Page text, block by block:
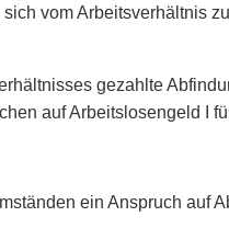
vom Arbeitsverhältnis
gezahlte
auf Arbeitslosengeld I
ein Anspruch auf